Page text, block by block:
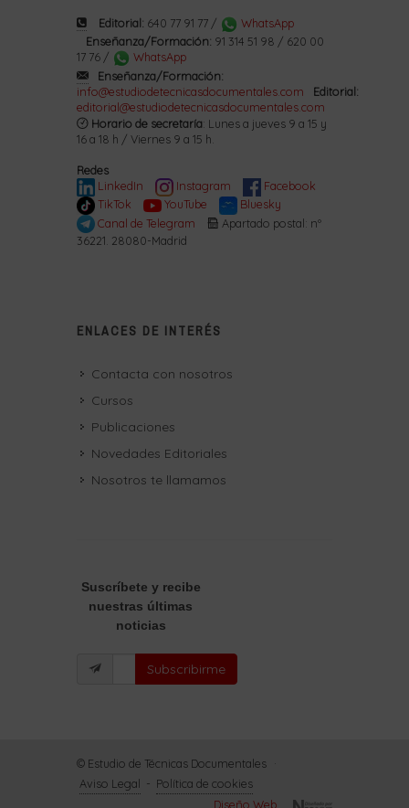
Editorial: 640 77 91 77 /
WhatsApp
Enseñanza/Formación: 91 314 51 98 / 620 00
17 76 /
WhatsApp
Enseñanza/Formación:
info@estudiodetecnicasdocumentales.com
Editorial:
editorial@estudiodetecnicasdocumentales.com
Horario de secretaría: Lunes a jueves 9 a 15 y
16 a 18 h / Viernes 9 a 15 h.
Redes
LinkedIn
Instagram
Facebook
TikTok
YouTube
Bluesky
Canal de Telegram
Apartado postal: nº
36221. 28080-Madrid
ENLACES DE INTERÉS
Contacta con nosotros
Cursos
Publicaciones
Novedades Editoriales
Nosotros te llamamos
Suscríbete y recibe
nuestras últimas
noticias
Subscribirme
© Estudio de Técnicas Documentales ·
Aviso Legal - Política de cookies
Diseño Web